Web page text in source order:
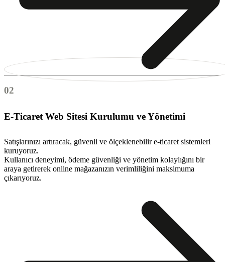
02
E-Ticaret Web Sitesi Kurulumu ve Yönetimi
Satışlarınızı artıracak, güvenli ve ölçeklenebilir e-ticaret sistemleri
kuruyoruz.
Kullanıcı deneyimi, ödeme güvenliği ve yönetim kolaylığını bir
araya getirerek online mağazanızın verimliliğini maksimuma
çıkarıyoruz.